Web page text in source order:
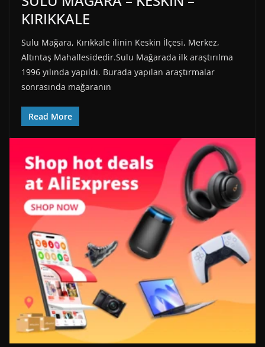
KIRIKKALE
Sulu Mağara, Kırıkkale ilinin Keskin İlçesi, Merkez,
Altıntaş Mahallesidedir.Sulu Mağarada ilk araştırılma
1996 yılında yapıldı. Burada yapılan araştırmalar
sonrasında mağaranın
Read More